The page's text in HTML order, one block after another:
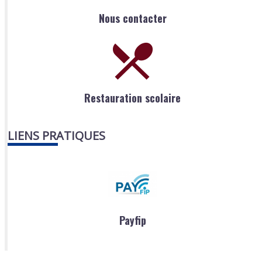
Nous contacter
Restauration scolaire
LIENS PRATIQUES
Payfip